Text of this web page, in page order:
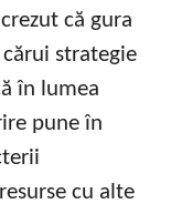
că gura
strategie
în lumea
pune în
cu alte